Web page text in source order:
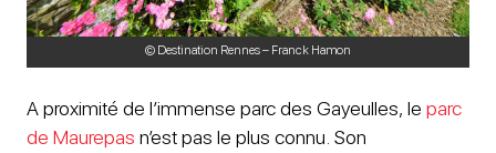
© Destination Rennes – Franck Hamon
A proximité de l’immense parc des Gayeulles, le parc
de Maurepas n’est pas le plus connu. Son